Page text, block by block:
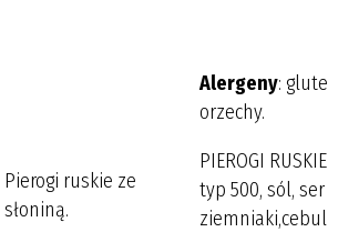
Alergeny:
orzechy.
Pierogi ruskie ze
słoniną.
PIEROGI
typ 500, sól, ser
ziemniaki,cebula